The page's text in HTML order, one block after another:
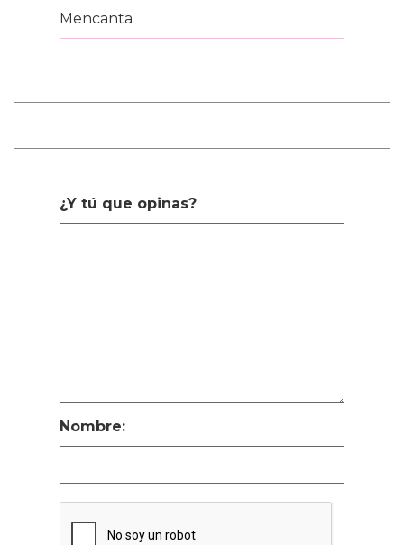
Mencanta
¿Y tú que opinas?
Nombre: